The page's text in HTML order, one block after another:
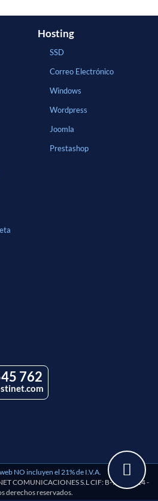
Hosting
SSD
Correo Electrónico
Windows
Wordpress
Joomla
Prestashop
762
NO incluyen el 21% de I.V.A.
COMUNICACIONES S.L CIF: B-97193114 -
derechos reservados.